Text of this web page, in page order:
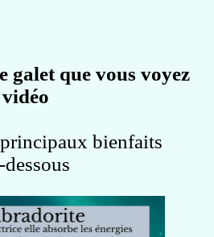
galet que vous voyez
bienfaits